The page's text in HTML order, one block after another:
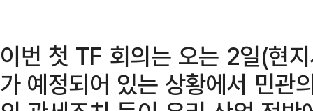
이번 첫 TF 회의는 오는 2일(현
가 예정되어 있는 상황에서 민관